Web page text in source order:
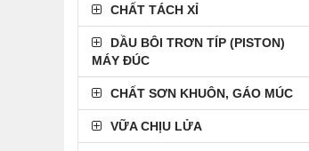
CHẤT TÁCH XỈ
DẦU BÔI TRƠN TÍP (PISTON)
MÁY ĐÚC
CHẤT SƠN KHUÔN, GÁO MÚC
VỮA CHỊU LỬA